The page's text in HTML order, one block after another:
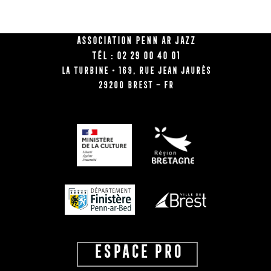
Association Penn Ar Jazz
Tél : 02 29 00 40 01
La Turbine • 169, rue Jean Jaurès
29200 BREST – FR
ESPACE PRO